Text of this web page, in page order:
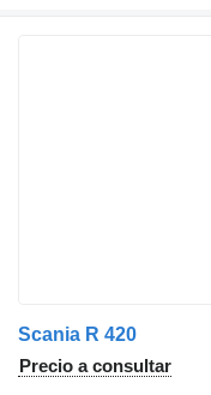
Scania R 420
Precio a consultar